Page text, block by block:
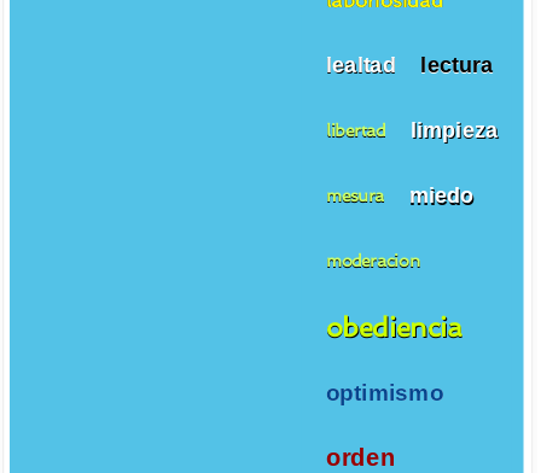
lealtad lectura
libertad limpieza
mesura miedo
moderacion
obediencia
optimismo
orden